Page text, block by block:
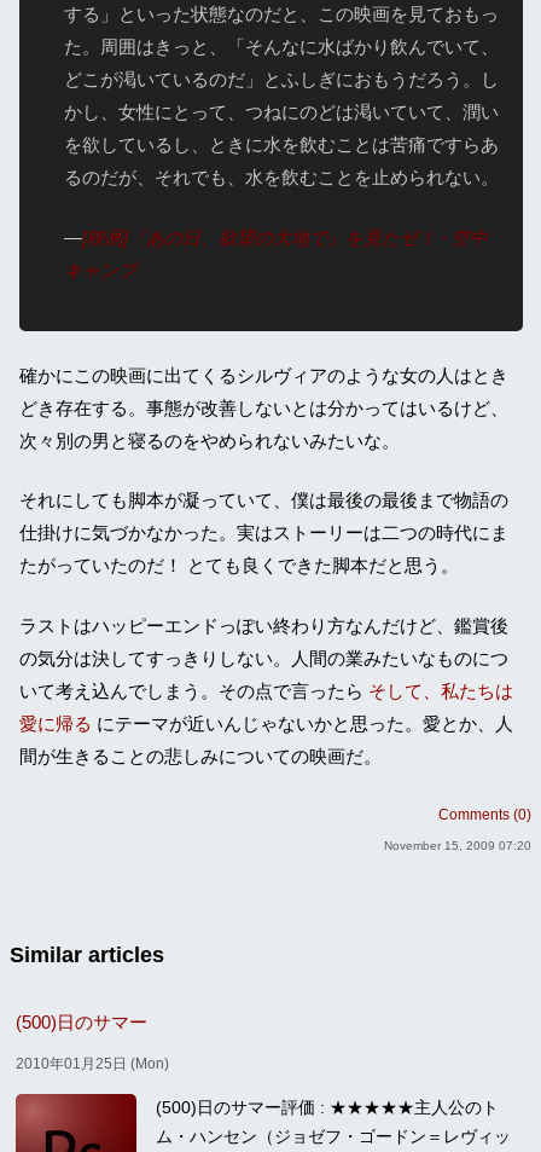
する」といった状態なのだと、この映画を見ておもっ
た。周囲はきっと、「そんなに水ばかり飲んでいて、
どこが渇いているのだ」とふしぎにおもうだろう。し
かし、女性にとって、つねにのどは渇いていて、潤い
を欲しているし、ときに水を飲むことは苦痛ですらあ
るのだが、それでも、水を飲むことを止められない。
—[映画]『あの日、欲望の大地で』を見たゼ！ - 空中
キャンプ
確かにこの映画に出てくるシルヴィアのような女の人はとき
どき存在する。事態が改善しないとは分かってはいるけど、
次々別の男と寝るのをやめられないみたいな。
それにしても脚本が凝っていて、僕は最後の最後まで物語の
仕掛けに気づかなかった。実はストーリーは二つの時代にま
たがっていたのだ！ とても良くできた脚本だと思う。
ラストはハッピーエンドっぽい終わり方なんだけど、鑑賞後
の気分は決してすっきりしない。人間の業みたいなものにつ
いて考え込んでしまう。その点で言ったら そして、私たちは
愛に帰る にテーマが近いんじゃないかと思った。愛とか、人
間が生きることの悲しみについての映画だ。
Comments (0)
November 15, 2009 07:20
Similar articles
(500)日のサマー
2010年01月25日 (Mon)
(500)日のサマー評価 : ★★★★★主人公のト
ム・ハンセン（ジョゼフ・ゴードン＝レヴィッ